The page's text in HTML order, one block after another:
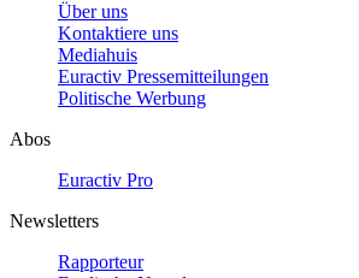
Über uns
Kontaktiere uns
Mediahuis
Euractiv Pressemitteilungen
Politische Werbung
Abos
Euractiv Pro
Newsletters
Rapporteur